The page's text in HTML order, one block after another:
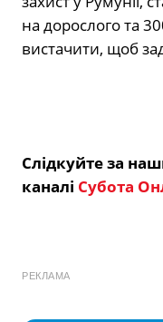
на дорослого та
вистачити, щоб
Слідкуйте за
каналі Субота
РЕКЛАМА